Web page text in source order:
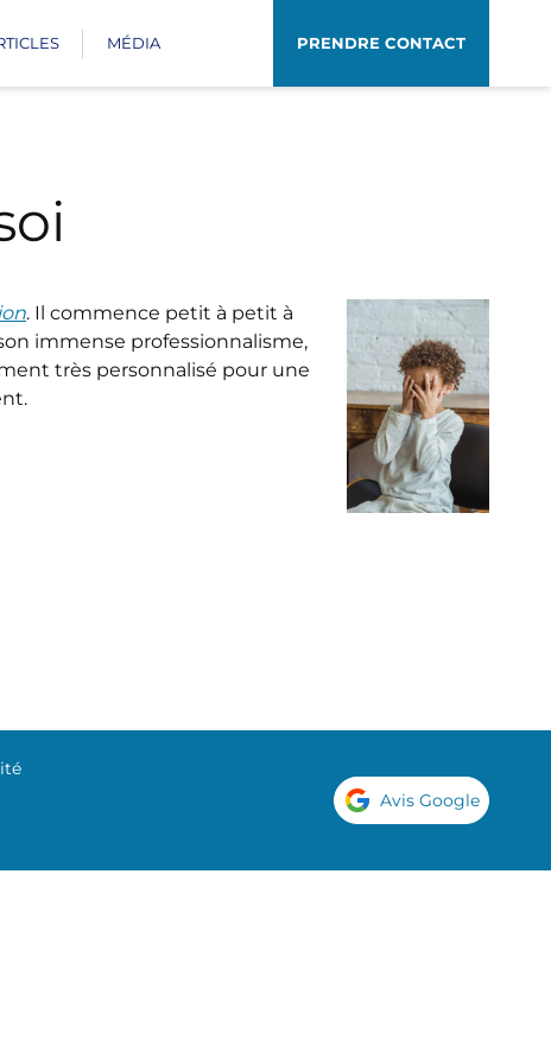
MÉDIA PRENDRE CONTACT
. Il commence petit à petit à
immense professionnalisme,
très personnalisé pour une
Avis Google